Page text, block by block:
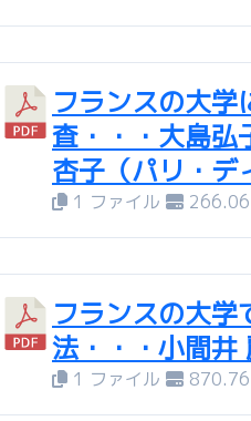
フランスの大
査・・・大島弘
杏子（パリ・デ
1 ファイル
フランスの大
法・・・小間井
1 ファイル